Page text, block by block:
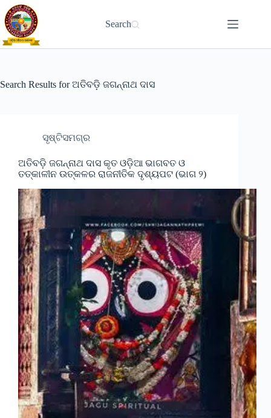
Skip
to
content
Search
Search Results for ଅତିବଡ଼ି ଜଗନ୍ନାଥ ଦାସ
ସୃଷ୍ଟିସମଗ୍ର
ଅତିବଡ଼ି ଜଗନ୍ନାଥ ଦାସ କୃତ ଓଡ଼ିଆ ଭାଗବତ ଓ
ତତ୍କାଳୀନ ଉତ୍କଳର ରାଜନୀତିକ ଦୃଶ୍ୟପଟ (ଭାଗ ୨)